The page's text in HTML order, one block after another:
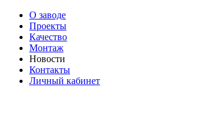
О заводе
Проекты
Качество
Монтаж
Новости
Контакты
Личный кабинет